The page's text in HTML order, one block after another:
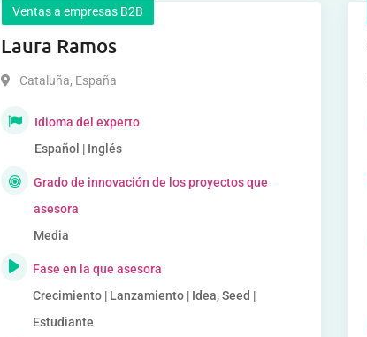
Ventas a empresas B2B
Laura Ramos
Cataluña, España
Idioma del experto
Español | Inglés
Grado de innovación de los proyectos que
asesora
Media
Fase en la que asesora
Crecimiento | Lanzamiento | Idea, Seed |
Estudiante